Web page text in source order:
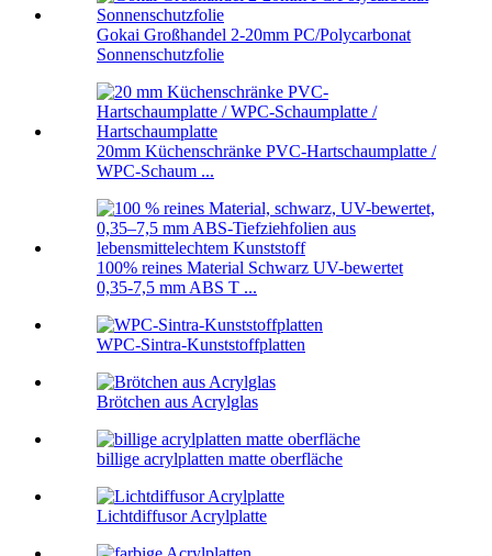
Gokai Großhandel 2-20mm PC/Polycarbonat
Sonnenschutzfolie
20mm Küchenschränke PVC-Hartschaumplatte /
WPC-Schaum ...
100% reines Material Schwarz UV-bewertet
0,35-7,5 mm ABS T ...
WPC-Sintra-Kunststoffplatten
Brötchen aus Acrylglas
billige acrylplatten matte oberfläche
Lichtdiffusor Acrylplatte